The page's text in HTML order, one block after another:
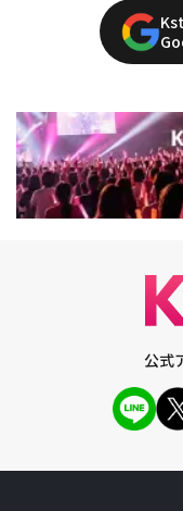
公式